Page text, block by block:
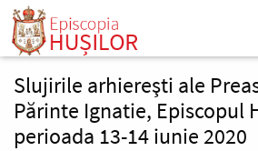
Mergi
conţinutul
principal
Slujirile arhiereşti ale
Părinte Ignatie, Episcopul
perioada 13-14 iunie 2020